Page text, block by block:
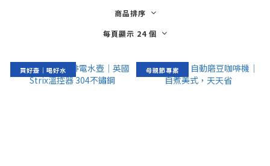
商品排序
每頁顯示 24 個
買好壺｜喝好水 母親節專案